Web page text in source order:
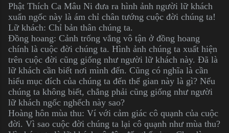
Phật Thích Ca Mâu Ni đưa ra hình ảnh người lữ khách
xuẩn ngốc này là ám chỉ chân tướng cuộc đời chúng ta!
Lữ khách: Chỉ bản thân chúng ta.
Đồng hoang: Cảnh trống vắng vô tận ở đồng hoang
chính là cuộc đời chúng ta. Hình ảnh chúng ta xuất hiện
trên cuộc đời cũng giống như người lữ khách này. Đã là
lữ khách cần biết nơi mình đến. Cũng có nghĩa là cần
hiểu mục đích của chúng ta đến thế gian này là gì? Nếu
chúng ta không biết, chẳng phải cũng giống như người
lữ khách ngốc nghếch này sao?
Hoàng hôn mùa thu: Ví với cảm giác cô quạnh của cuộc
đời. Vì sao cuộc đời chúng ta lại cô quạnh như mùa thu?